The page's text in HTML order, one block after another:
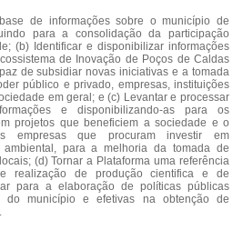
de informações sobre o município de
para a consolidação da participação
(b) Identificar e disponibilizar informações
de Inovação de Poços de Caldas
de subsidiar novas iniciativas e a tomada
público e privado, empresas, instituições
em geral; e (c) Levantar e processar
e disponibilizando-as para os
projetos que beneficiem a sociedade e o
empresas que procuram investir em
para a melhoria da tomada de
(d) Tornar a Plataforma uma referência
realização de produção cientifica e de
para a elaboração de políticas públicas
do município e efetivas na obtenção de